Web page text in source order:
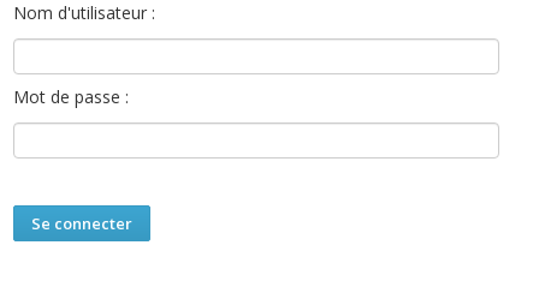
Nom d'utilisateur :
Mot de passe :